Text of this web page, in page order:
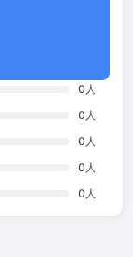
0 人
0 人
0 人
0 人
0 人